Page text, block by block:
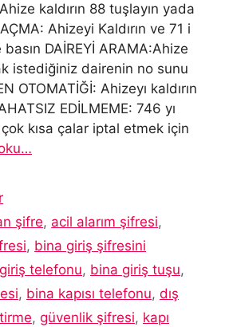
kaldırın 88 tuşlayın yada
Ahizeyi Kaldırın ve 71 i
DAİREYİ ARAMA:Ahize
istediğiniz dairenin no sunu
OTOMATİĞİ: Ahizeyı kaldırın
EDİLMEME: 746 yı
kısa çalar iptal etmek için
şifre, acil alarım şifresi,
, bina giriş şifresini
telefonu, bina giriş tuşu,
, bina kapısı telefonu, dış
, güvenlik şifresi, kapı